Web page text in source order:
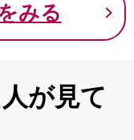
みる
が見て